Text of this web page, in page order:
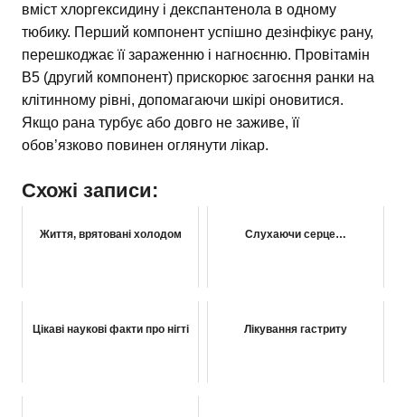
вміст хлоргексидину і декспантенола в одному
тюбику. Перший компонент успішно дезінфікує рану,
перешкоджає її зараженню і нагноєнню. Провітамін
В5 (другий компонент) прискорює загоєння ранки на
клітинному рівні, допомагаючи шкірі оновитися.
Якщо рана турбує або довго не заживе, її
обов’язково повинен оглянути лікар.
Схожі записи:
Життя, врятовані холодом Слухаючи серце…
Цікаві наукові факти про нігті Лікування гастриту